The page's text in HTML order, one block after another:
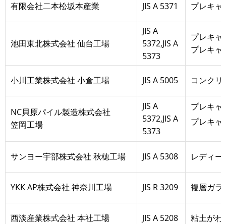
有限会社二本松坂本産業 JIS A 5371 プレキャ
池田東北株式会社 仙台工場
JIS A
5372,JIS A
5373
プレキャ
プレキャ
小川工業株式会社 小倉工場 JIS A 5005 コンク
NC貝原パイル製造株式会社
笠岡工場
JIS A
5372,JIS A
5373
プレキャ
プレキャ
サンヨー宇部株式会社 秋穂工場 JIS A 5308 レディ
YKK AP株式会社 神奈川工場 JIS R 3209 複層ガラ
西淡産業株式会社 本社工場 JIS A 5208 粘土がわ